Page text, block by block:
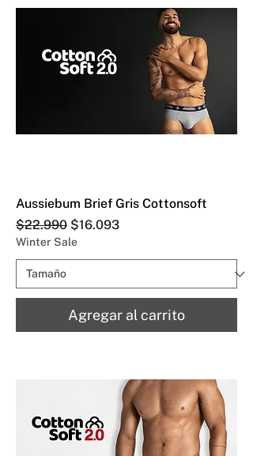
Aussiebum Brief Gris Cottonsoft
Precio
$22.990 Precio de oferta
$16.093
Winter Sale
Agregar al carrito